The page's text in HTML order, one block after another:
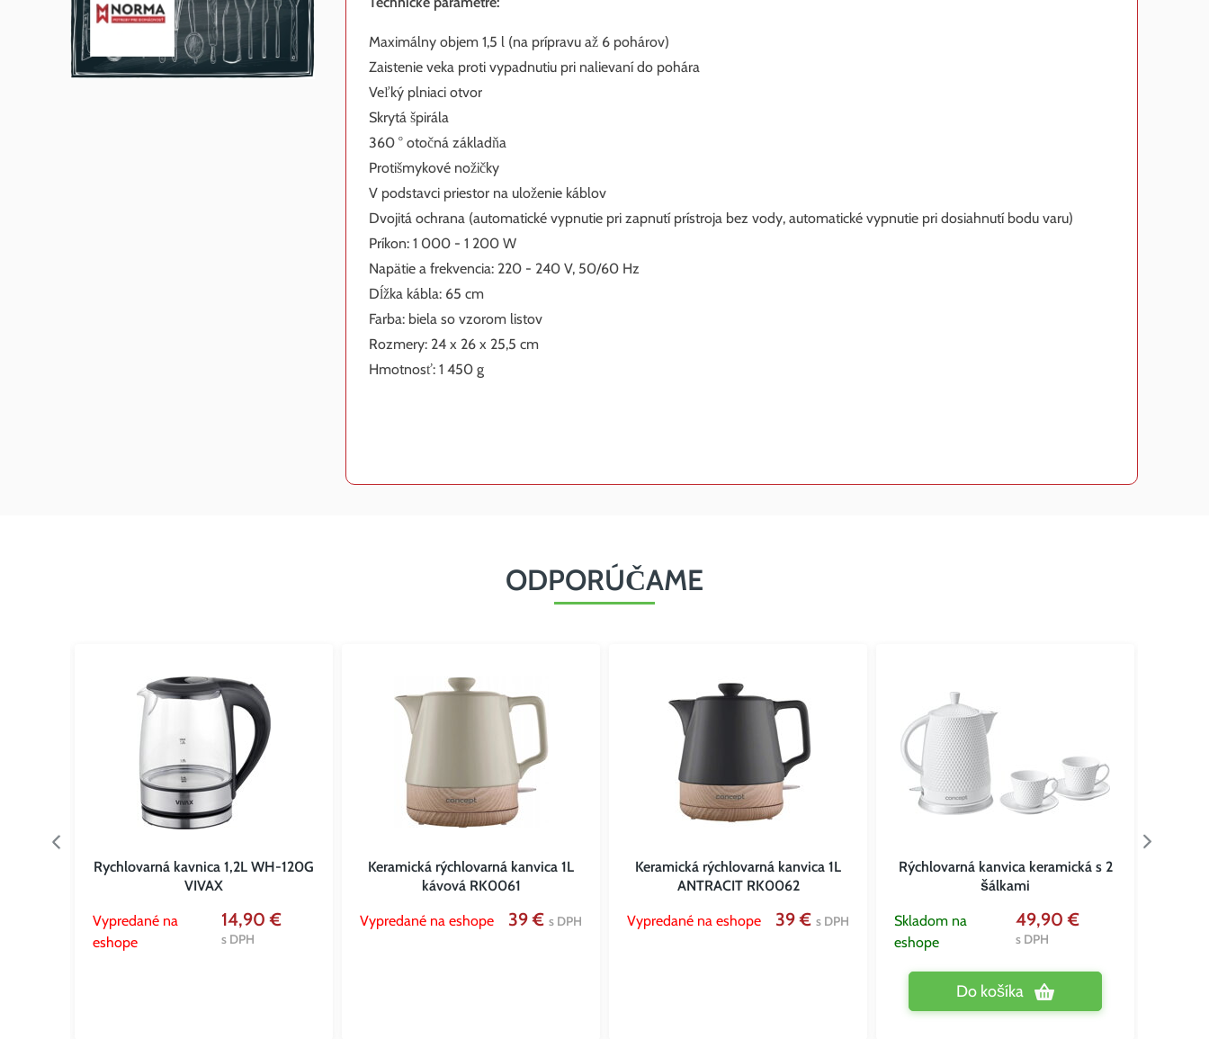
Maximálny objem 1,5 l (na prípravu až 6 pohárov)
Zaistenie veka proti vypadnutiu pri nalievaní do pohára
Veľký plniaci otvor
Skrytá špirála
360 ° otočná základňa
Protišmykové nožičky
V podstavci priestor na uloženie káblov
Dvojitá ochrana (automatické vypnutie pri zapnutí prístroja bez vody, automatické vypnutie pri dosiahnutí bodu varu)
Príkon: 1 000 - 1 200 W
Napätie a frekvencia: 220 - 240 V, 50/60 Hz
Dĺžka kábla: 65 cm
Farba: biela so vzorom listov
Rozmery: 24 x 26 x 25,5 cm
Hmotnosť: 1 450 g
ODPORÚČAME
Rychlovarná kavnica 1,2L WH-120G
VIVAX
Vypredané na
eshope
14,90 €
s DPH
Keramická rýchlovarná kanvica 1L
kávová RK0061
Vypredané na eshope 39 €s DPH
Keramická rýchlovarná kanvica 1L
ANTRACIT RK0062
Vypredané na eshope 39 €s DPH
Rýchlovarná kanvica keramická s 2
šálkami
Skladom na
eshope
49,90 €
s DPH
Do košíka